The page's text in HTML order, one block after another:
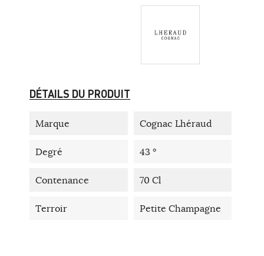
DÉTAILS DU PRODUIT
Marque Cognac Lhéraud
Degré 43 °
Contenance 70 Cl
Terroir Petite Champagne